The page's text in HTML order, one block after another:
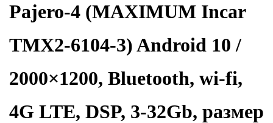
Pajero-4 (MAXIMUM Incar
TMX2-6104-3) Android 10 /
2000×1200, Bluetooth, wi-fi,
4G LTE, DSP, 3-32Gb, размер